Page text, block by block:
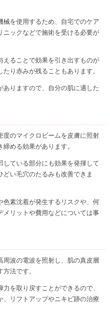
械を使用するため、自宅でのケア
ニックなどで施術を受ける必要が
えることで効果を引き出すものが
り赤みが残ることもあります。
りますので、自分の肌に適した
度のマイクロビームを皮膚に照射
める効果があります。
している部分にも効果を発揮して
どい毛穴のたるみも改善できま
色素沈着が発生するリスクや、何
メリットや費用などについては事
周波の電波を照射し、肌の真皮層
法です。
を取り戻すことができるので、
、リフトアップやニキビ跡の治療